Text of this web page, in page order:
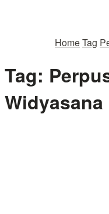
HomeTag
Tag:
Widyasana